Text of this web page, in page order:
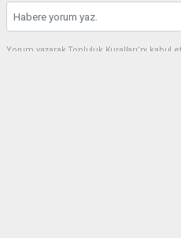
Yorum yazarak Topluluk Kuralları’nı